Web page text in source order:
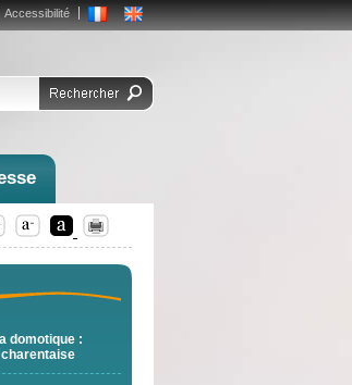
Accessibilité
domotique :
charentaise